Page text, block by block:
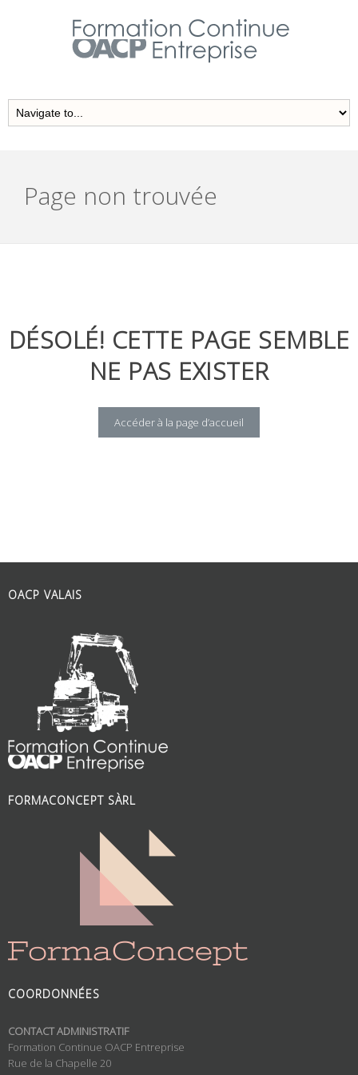
Page non trouvée
DÉSOLÉ! CETTE PAGE SEMBLE
NE PAS EXISTER
Accéder à la page d’accueil
OACP VALAIS
FORMACONCEPT SÀRL
COORDONNÉES
CONTACT ADMINISTRATIF
Formation Continue OACP Entreprise
Rue de la Chapelle 20